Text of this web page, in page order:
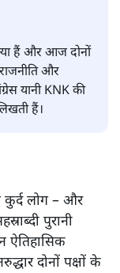
हैं और आज दोनों
और
यानी KNK की
हैं।
कुर्द लोग – और
पुरानी
ऐतिहासिक
दोनों पक्षों के